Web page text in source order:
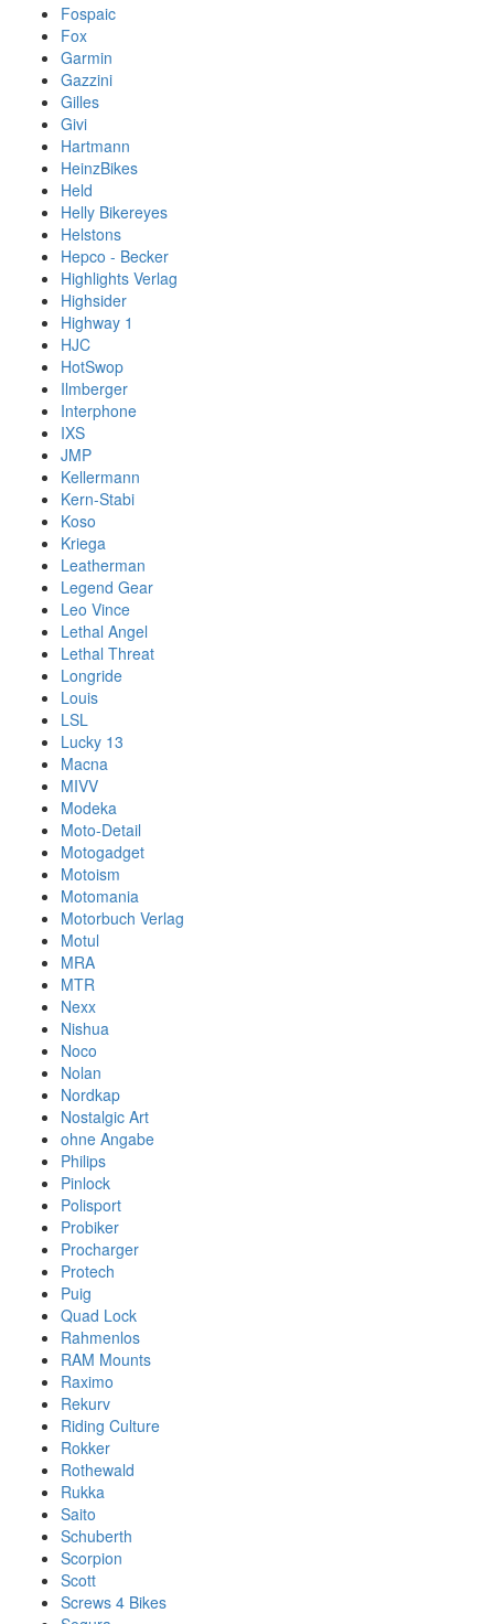
Fospaic
Fox
Garmin
Gazzini
Gilles
Givi
Hartmann
HeinzBikes
Held
Helly Bikereyes
Helstons
Hepco - Becker
Highlights Verlag
Highsider
Highway 1
HJC
HotSwop
Ilmberger
Interphone
IXS
JMP
Kellermann
Kern-Stabi
Koso
Kriega
Leatherman
Legend Gear
Leo Vince
Lethal Angel
Lethal Threat
Longride
Louis
LSL
Lucky 13
Macna
MIVV
Modeka
Moto-Detail
Motogadget
Motoism
Motomania
Motorbuch Verlag
Motul
MRA
MTR
Nexx
Nishua
Noco
Nolan
Nordkap
Nostalgic Art
ohne Angabe
Philips
Pinlock
Polisport
Probiker
Procharger
Protech
Puig
Quad Lock
Rahmenlos
RAM Mounts
Raximo
Rekurv
Riding Culture
Rokker
Rothewald
Rukka
Saito
Schuberth
Scorpion
Scott
Screws 4 Bikes